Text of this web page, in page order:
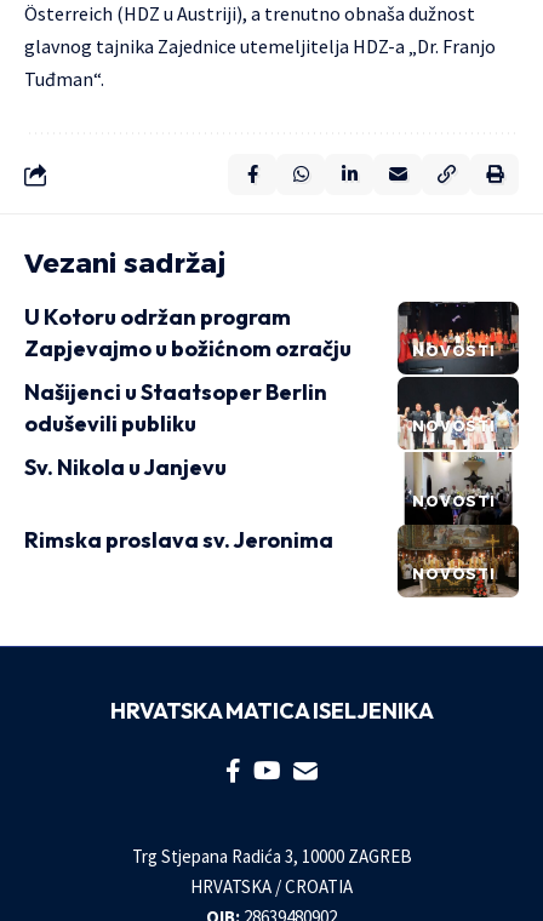
Österreich (HDZ u Austriji), a trenutno obnaša dužnost
glavnog tajnika Zajednice utemeljitelja HDZ-a „Dr. Franjo
Tuđman“.
Vezani sadržaj
NOVOSTI
U Kotoru održan program
Zapjevajmo u božićnom ozračju
NOVOSTI
Našijenci u Staatsoper Berlin
oduševili publiku
NOVOSTI
Sv. Nikola u Janjevu
NOVOSTI
Rimska proslava sv. Jeronima
HRVATSKA MATICA ISELJENIKA
Trg Stjepana Radića 3, 10000 ZAGREB
HRVATSKA / CROATIA